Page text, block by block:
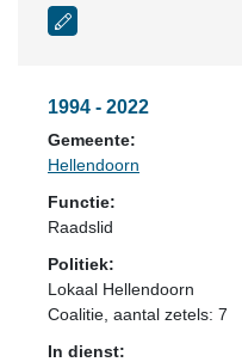
1994 - 2022
Gemeente:
Hellendoorn
Functie:
Raadslid
Politiek:
Lokaal Hellendoorn
Coalitie , aantal zetels: 7
In dienst: